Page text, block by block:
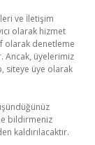
ve İletişim
olarak hizmet
olarak denetleme
Ancak, üyelerimiz
siteye üye olarak
bildirmeniz
kaldırılacaktır.